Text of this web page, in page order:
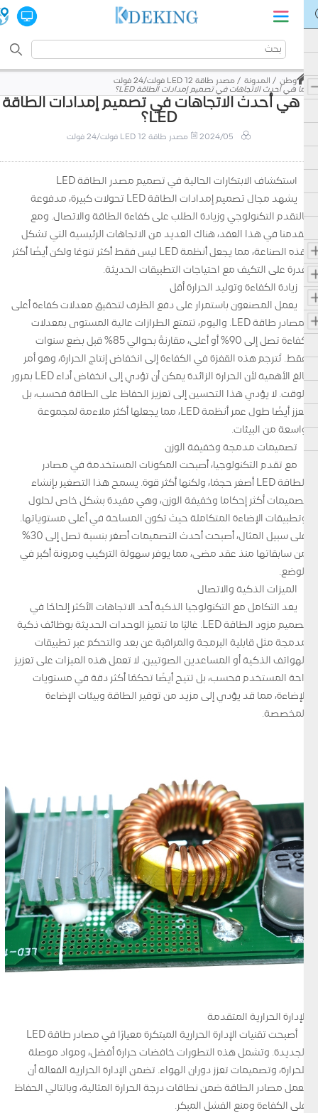
وطن المدونة
مصدر طاقة LED 12 فولت/24 فولت
ما هي أحدث الاتجاهات في تصميم إمدادات الطاقة LED؟
هي أحدث الاتجاهات في تصميم إمدادات الطاقة
LED؟
2024/05 مصدر طاقة LED 12 فولت/24 فولت
استكشاف الابتكارات الحالية في تصميم مصدر الطاقة LED
يشهد مجال تصميم إمدادات الطاقة LED تحولات كبيرة، مدفوعة
بالتقدم التكنولوجي وزيادة الطلب على كفاءة الطاقة والاتصال. ومع
تقدمنا في هذا العقد، هناك العديد من الاتجاهات الرئيسية التي تشكل
هذه الصناعة، مما يجعل أنظمة LED ليس فقط أكثر تنوعًا ولكن أيضًا أكثر
قدرة على التكيف مع احتياجات التطبيقات الحديثة.
زيادة الكفاءة وتوليد الحرارة أقل
يعمل المصنعون باستمرار على دفع الظرف لتحقيق معدلات كفاءة أعلى
لمصادر طاقة LED. واليوم، تتمتع الطرازات عالية المستوى بمعدلات
كفاءة تصل إلى 90% أو أعلى، مقارنةً بحوالي 85% قبل بضع سنوات
فقط. تُترجم هذه القفزة في الكفاءة إلى انخفاض إنتاج الحرارة، وهو أمر
بالغ الأهمية لأن الحرارة الزائدة يمكن أن تؤدي إلى انخفاض أداء LED بمرور
الوقت. لا يؤدي هذا التحسين إلى تعزيز الحفاظ على الطاقة فحسب، بل
يعزز أيضًا طول عمر أنظمة LED، مما يجعلها أكثر ملاءمة لمجموعة
واسعة من البيئات.
تصميمات مدمجة وخفيفة الوزن
مع تقدم التكنولوجيا، أصبحت المكونات المستخدمة في مصادر
الطاقة LED أصغر حجمًا، ولكنها أكثر قوة. يسمح هذا التصغير بإنشاء
تصميمات أكثر إحكاما وخفيفة الوزن، وهي مفيدة بشكل خاص لحلول
وتطبيقات الإضاءة المتكاملة حيث تكون المساحة في أعلى مستوياتها.
على سبيل المثال، أصبحت أحدث التصميمات أصغر بنسبة تصل إلى 30%
من سابقاتها منذ عقد مضى، مما يوفر سهولة التركيب ومرونة أكبر في
الوضع.
الميزات الذكية والاتصال
يعد التكامل مع التكنولوجيا الذكية أحد الاتجاهات الأكثر إلحاحًا في
تصميم مزود الطاقة LED. غالبًا ما تتميز الوحدات الحديثة بوظائف ذكية
مدمجة مثل قابلية البرمجة والمراقبة عن بعد والتحكم عبر تطبيقات
الهواتف الذكية أو المساعدين الصوتيين. لا تعمل هذه الميزات على تعزيز
راحة المستخدم فحسب، بل تتيح أيضًا تحكمًا أكثر دقة في مستويات
الإضاءة، مما قد يؤدي إلى مزيد من توفير الطاقة وبيئات الإضاءة
المخصصة.
الإدارة الحرارية المتقدمة
أصبحت تقنيات الإدارة الحرارية المبتكرة معيارًا في مصادر طاقة LED
الجديدة. وتشمل هذه التطورات خافضات حرارة أفضل، ومواد موصلة
للحرارة، وتصميمات تعزز دوران الهواء. تضمن الإدارة الحرارية الفعالة أن
تعمل مصادر الطاقة ضمن نطاقات درجة الحرارة المثالية، وبالتالي الحفاظ
على الكفاءة ومنع الفشل المبكر.